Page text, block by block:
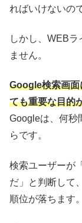
ればいけないの
しかし、WEBラ
ません。
Google検索画面
ても重要な目的
Googleは、何秒
らです。
検索ユーザーが
だ」と判断して
順位が落ちます。